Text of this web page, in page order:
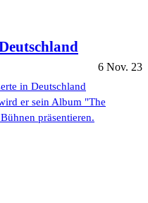
6 Nov. 23
in Deutschland
er sein Album "The
präsentieren.